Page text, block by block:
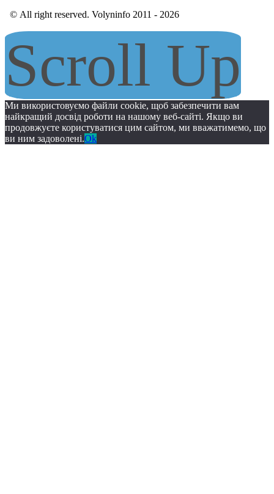
© All right reserved. Volyninfo 2011 - 2026
Scroll Up
Ми використовуємо файли cookie, щоб забезпечити вам
найкращий досвід роботи на нашому веб-сайті. Якщо ви
продовжуєте користуватися цим сайтом, ми вважатимемо, що
ви ним задоволені.Ok